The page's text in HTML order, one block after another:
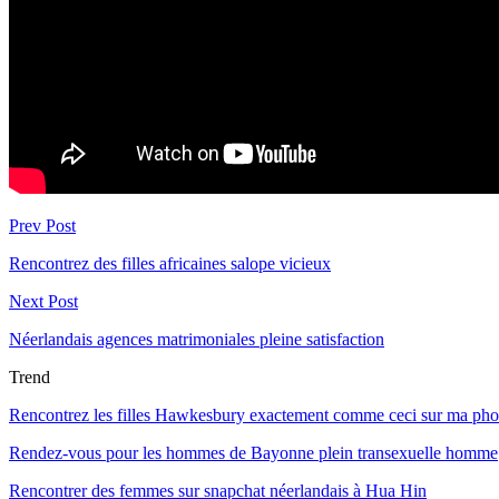
Prev Post
Rencontrez des filles africaines salope vicieux
Next Post
Néerlandais agences matrimoniales pleine satisfaction
Trend
Rencontrez les filles Hawkesbury exactement comme ceci sur ma
Rendez-vous pour les hommes de Bayonne plein transexuelle homme
Rencontrer des femmes sur snapchat néerlandais à Hua Hin